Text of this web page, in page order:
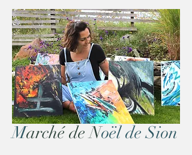
Marché de Noël de Sion